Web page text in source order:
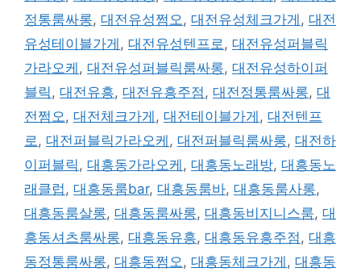
정통룸싸롱, 대전유성쩜오 , 대전유성체크가게 , 대전
유성테이블가게 , 대전유성텐프로 , 대전유성퍼블릭
가라오케 , 대전유성퍼블릭룸싸롱, 대전유성하이퍼
블릭 , 대전유흥, 대전유흥주점 , 대전정통룸싸롱, 대
전쩜오 , 대전체크가게 , 대전테이블가게 , 대전텐프
로 , 대전퍼블릭가라오케 , 대전퍼블릭룸싸롱, 대전하
이퍼블릭 , 대흥동가라오케 , 대흥동노래방, 대흥동노
래클럽 , 대흥동룸bar, 대흥동룸바, 대흥동룸사롱,
대흥동룸살롱, 대흥동룸싸롱, 대흥동비지니스룸, 대
흥동셔츠룸싸롱, 대흥동유흥, 대흥동유흥주점 , 대흥
동정통룸싸롱, 대흥동쩜오 , 대흥동체크가게 , 대흥동